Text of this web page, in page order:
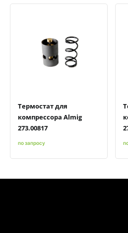
Быстрый просмотрДобавить к сравнению
Добавить в избранное
Термостат для
компрессора Almig
273.00817
по запросу